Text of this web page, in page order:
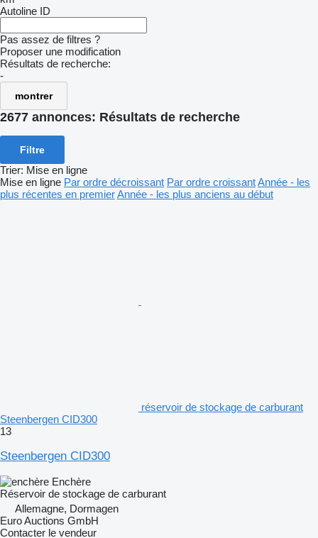
Autoline ID
Pas assez de filtres ?
Proposer une modification
Résultats de recherche:
-
montrer
2677 annonces: Résultats de recherche
Filtre
Trier: Mise en ligne
Mise en ligne Par ordre décroissant Par ordre croissantAnnée - les
plus récentes en premierAnnée - les plus anciens au début
réservoir de stockage de carburant
Steenbergen CID300
13
Steenbergen CID300
Enchère
Réservoir de stockage de carburant
Allemagne, Dormagen
Euro Auctions GmbH
Contacter le vendeur